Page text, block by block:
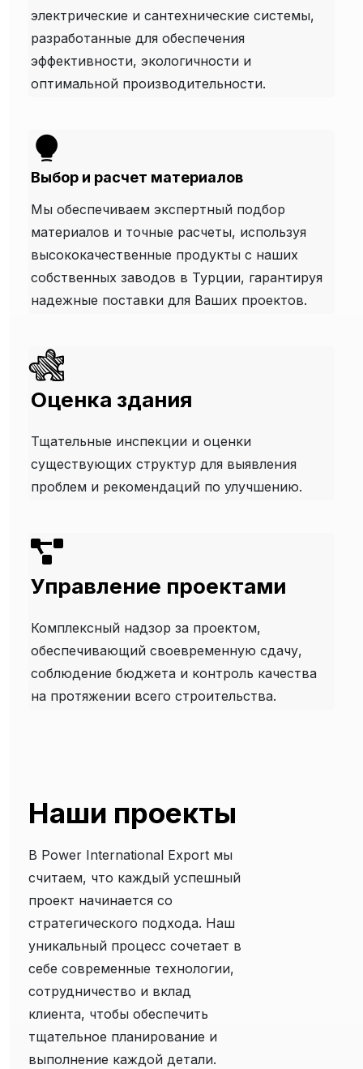
электрические и сантехнические системы,
разработанные для обеспечения
эффективности, экологичности и
оптимальной производительности.
Выбор и расчет материалов
Мы обеспечиваем экспертный подбор
материалов и точные расчеты, используя
высококачественные продукты с наших
собственных заводов в Турции, гарантируя
надежные поставки для Ваших проектов.
Оценка здания
Тщательные инспекции и оценки
существующих структур для выявления
проблем и рекомендаций по улучшению.
Управление проектами
Комплексный надзор за проектом,
обеспечивающий своевременную сдачу,
соблюдение бюджета и контроль качества
на протяжении всего строительства.
Наши проекты
В Power International Export мы
считаем, что каждый успешный
проект начинается со
стратегического подхода. Наш
уникальный процесс сочетает в
себе современные технологии,
сотрудничество и вклад
клиента, чтобы обеспечить
тщательное планирование и
выполнение каждой детали.